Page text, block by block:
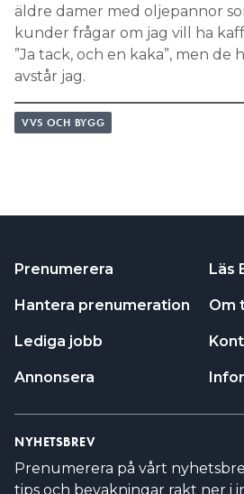
äldre damer med oljepannor
kunder frågar om jag vill ha
”Ja tack, och en kaka”, men de
avstår jag.
VVS OCH BYGG
Prenumerera
Hantera prenumeration
Lediga jobb
Annonsera
Läs
Om
NYHETSBREV
Prenumerera på vårt
tips och bevakningar rakt ner i